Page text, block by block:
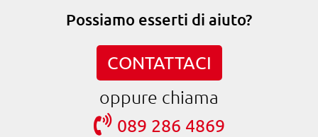
Possiamo esserti di aiuto?
CONTATTACI
oppure chiama
089 286 4869